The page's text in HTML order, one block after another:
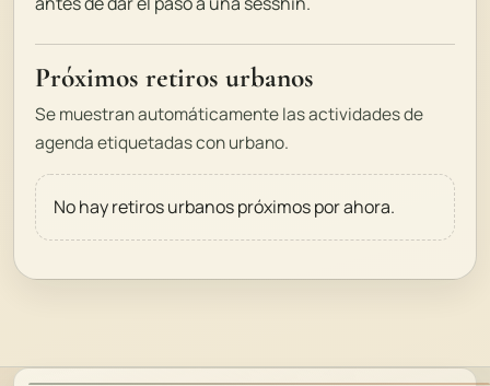
Próximos retiros urbanos
Se muestran automáticamente las actividades de
agenda etiquetadas con urbano.
No hay retiros urbanos próximos por ahora.